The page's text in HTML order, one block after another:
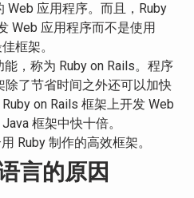
Web 应用程序。而且，Ruby
Web 应用程序而不是使用
框架。
能，称为 Ruby on Rails。程序
除了节省时间之外还可以加快
on Rails 框架上开发 Web
框架中快十倍。
Ruby 制作的高效框架。
言的原因